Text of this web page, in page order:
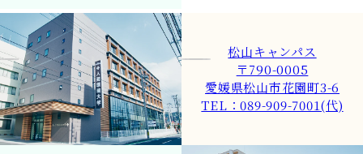
松山キャンパス
〒790-0005
愛媛県松山市花園町3-6
TEL：089-909-7001(代)